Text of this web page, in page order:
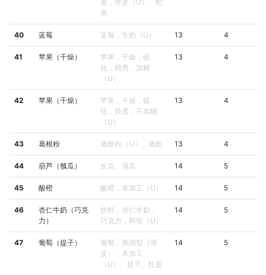
星，带皮（U）、蛇
果
40 蓝莓 蓝莓，生的（U） 13 4
41 苹果（干燥）
苹果，干燥，硫
化，炖煮，加糖
（U）
13 4
42 苹果（干燥）
苹果，干燥，硫
化，炖煮，不加糖
（U）
13 4
43 葛根粉 葛根粉（U）、葛粉 13 4
44 葫芦（瓠瓜） 长瓜、蒲瓜 14 5
45 酸橙 酸橙，未加工（U） 14 5
46
杏仁牛奶（巧克
力）
饮料，杏仁牛奶，
巧克力，即饮（U）
14 5
47 葡萄（提子）
葡萄，美国型（滑
皮），未加工
（U）、提子、红提
14 5